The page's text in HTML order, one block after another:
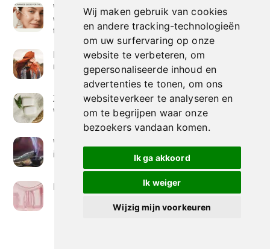
Wij maken gebruik van cookies
en andere tracking-technologieën
om uw surfervaring op onze
website te verbeteren, om
gepersonaliseerde inhoud en
advertenties te tonen, om ons
websiteverkeer te analyseren en
om te begrijpen waar onze
bezoekers vandaan komen.
Ik ga akkoord
Ik weiger
Wijzig mijn voorkeuren
Wat is niacinamide? Voordelen, toepassingen en
waarom het overal in huidverzorgingsproducten
te vinden is
Hoe verf je haar op de meest natuurlijke manier
met henna kleuring
Zeep met een hoog vetgehalte: mythe of
werkelijkheid?
Wierook betekenis geven : geurende avonturen
in je huis
Het belang van collageen voor de huid